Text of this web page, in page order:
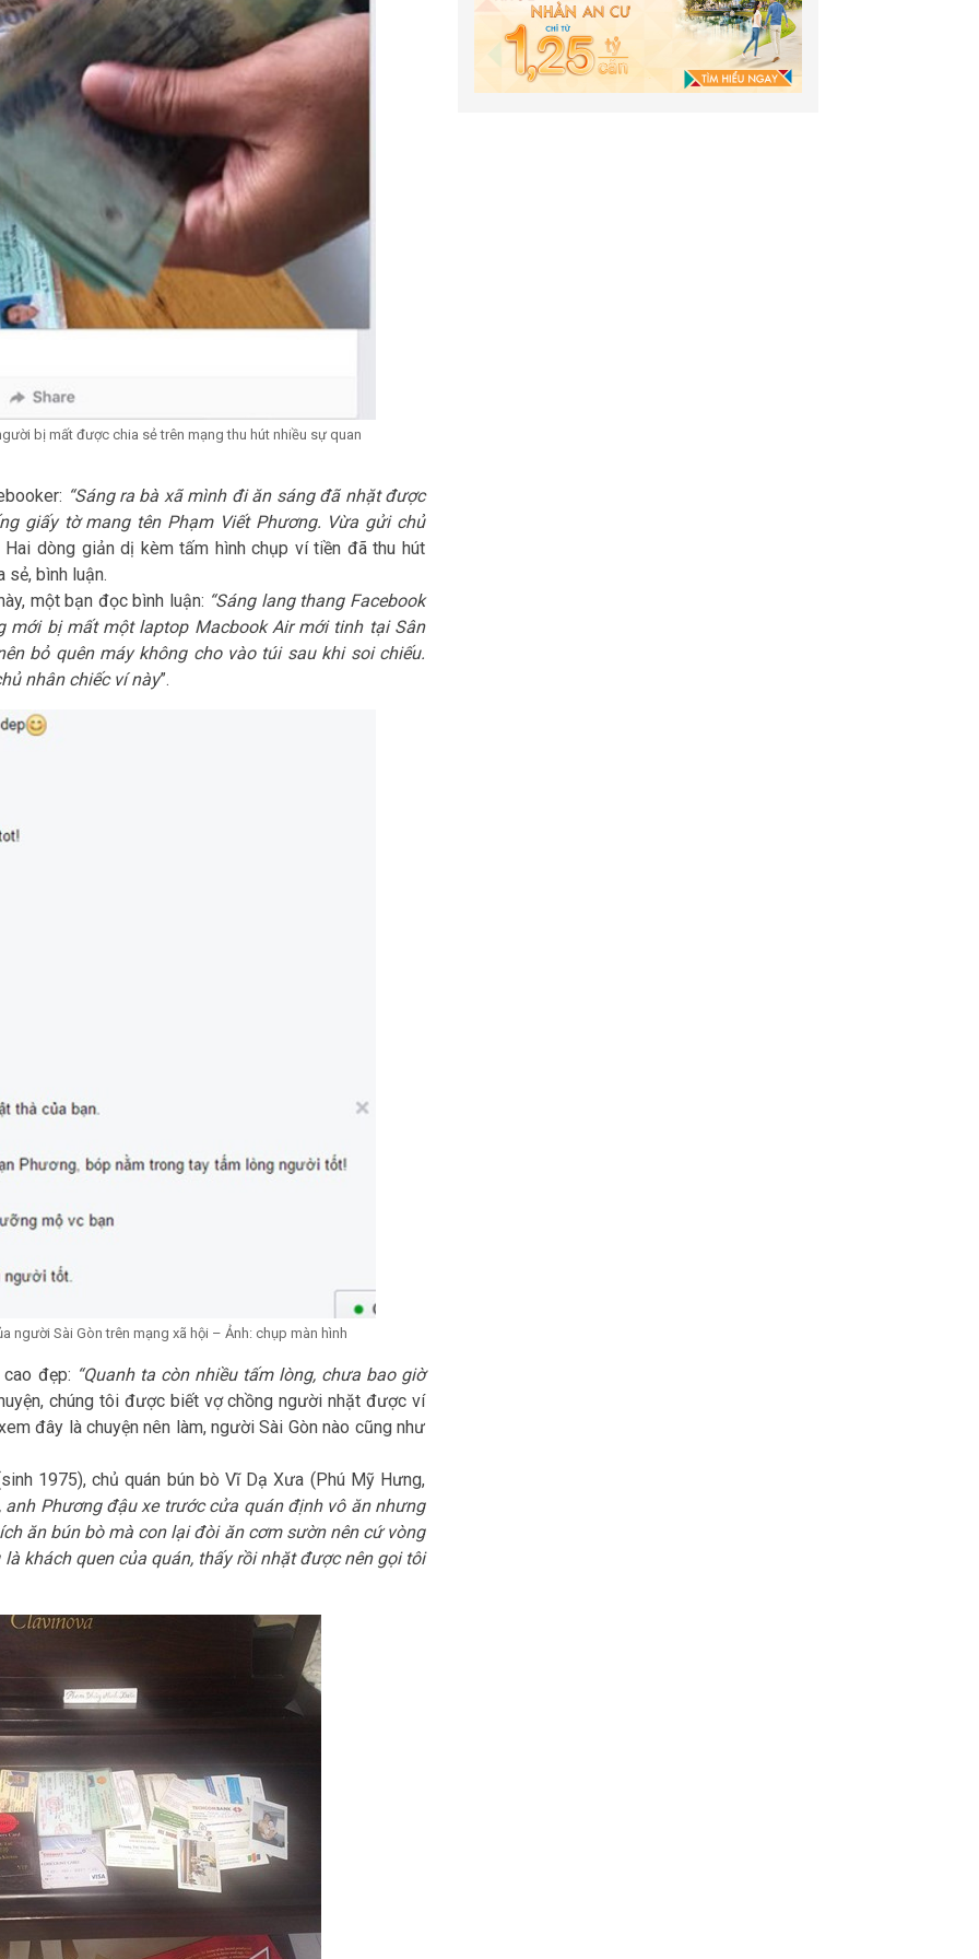
bị mất được chia sẻ trên mạng thu hút nhiều sự quan
“Sáng ra bà xã mình đi ăn sáng đã nhặt được
giấy tờ mang tên Phạm Viết Phương. Vừa gửi chủ
Hai dòng giản dị kèm tấm hình chụp ví tiền đã thu hút
sẻ, bình luận.
một bạn đọc bình luận: “Sáng lang thang Facebook
mới bị mất một laptop Macbook Air mới tinh tại Sân
bỏ quên máy không cho vào túi sau khi soi chiếu.
nhân chiếc ví này”.
người Sài Gòn trên mạng xã hội – Ảnh: chụp màn hình
đẹp: “Quanh ta còn nhiều tấm lòng, chưa bao giờ
chúng tôi được biết vợ chồng người nhặt được ví
đây là chuyện nên làm, người Sài Gòn nào cũng như
1975), chủ quán bún bò Vĩ Dạ Xưa (Phú Mỹ Hưng,
anh Phương đậu xe trước cửa quán định vô ăn nhưng
ăn bún bò mà con lại đòi ăn cơm sườn nên cứ vòng
khách quen của quán, thấy rồi nhặt được nên gọi tôi